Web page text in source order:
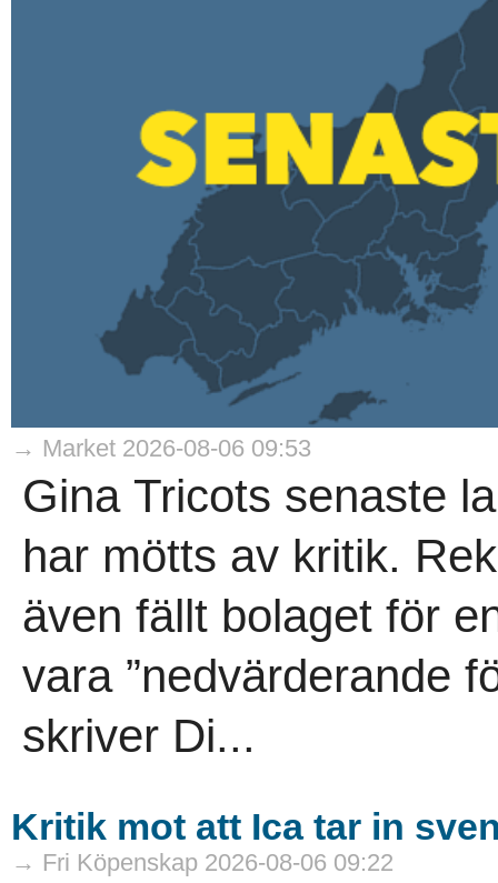
→ Market 2026-08-06 09:53
Gina Tricots senaste
har mötts av kritik.
även fällt bolaget för
vara ”nedvärderande
skriver Di...
Kritik mot att Ica tar in
→ Fri Köpenskap 2026-08-06 09:22